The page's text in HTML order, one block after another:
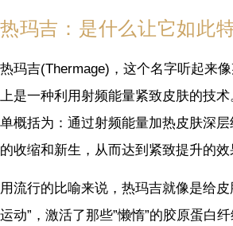
热玛吉：是什么让它如此
热玛吉(Thermage)，这个名字听起来
上是一种利用射频能量紧致皮肤的技
单概括为：通过射频能量加热皮肤深
的收缩和新生，从而达到紧致提升的效
用流行的比喻来说，热玛吉就像是给
运动”，激活了那些”懒惰”的胶原蛋白